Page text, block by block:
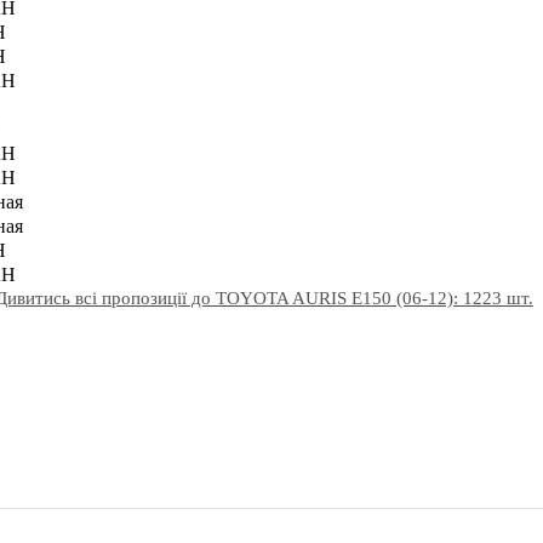
всі пропозиції до TOYOTA AURIS E150 (06-12): 1223 шт.